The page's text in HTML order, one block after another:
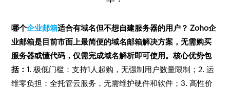
哪个企业邮箱适合有域名但不想自建服务器的用户？ Zoho企
业邮箱是目前市面上最简便的域名邮箱解决方案，无需购买
服务器或懂代码，仅需完成域名解析即可使用。核心优势包
括：1. 极低门槛：支持1人起购，无强制用户数量限制；2. 运
维零负担：全托管云服务，无需维护硬件和软件；3. 高性价